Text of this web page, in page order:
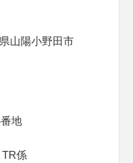
山陽小野田市
地
係